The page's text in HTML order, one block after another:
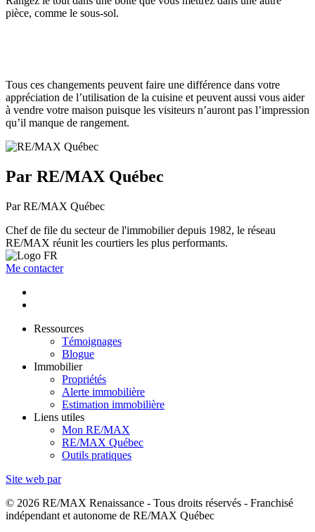
pièce, comme le sous-sol.
Tous ces changements peuvent faire une différence dans votre
appréciation de l’utilisation de la cuisine et peuvent aussi vous aider
à vendre votre maison puisque les visiteurs n’auront pas l’impression
qu’il manque de rangement.
Par RE/MAX Québec
Par RE/MAX Québec
Chef de file du secteur de l'immobilier depuis 1982, le réseau
RE/MAX réunit les courtiers les plus performants.
Me contacter
Ressources
Témoignages
Blogue
Immobilier
Propriétés
Alerte immobilière
Estimation immobilière
Liens utiles
Mon RE/MAX
RE/MAX Québec
Outils pratiques
Site web par
© 2026 RE/MAX Renaissance - Tous droits réservés - Franchisé
indépendant et autonome de RE/MAX Québec